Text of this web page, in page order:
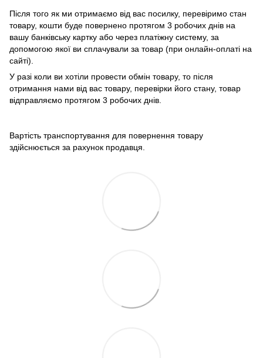
Після того як ми отримаємо від вас посилку, перевіримо стан
товару, кошти буде повернено протягом 3 робочих днів на
вашу банківську картку або через платіжну систему, за
допомогою якої ви сплачували за товар (при онлайн-оплаті на
сайті).
У разі коли ви хотіли провести обмін товару, то після
отримання нами від вас товару, перевірки його стану, товар
відправляємо протягом 3 робочих днів.
Вартість транспортування для повернення товару
здійснюється за рахунок продавця.